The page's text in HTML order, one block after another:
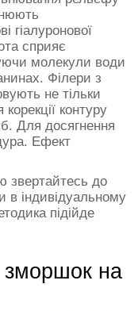
гіалуронової
сприяє
молекули води
Філери з
не тільки
контуру
Для досягнення
Ефект
звертайтесь до
в індивідуальному
підійде
зморшок на